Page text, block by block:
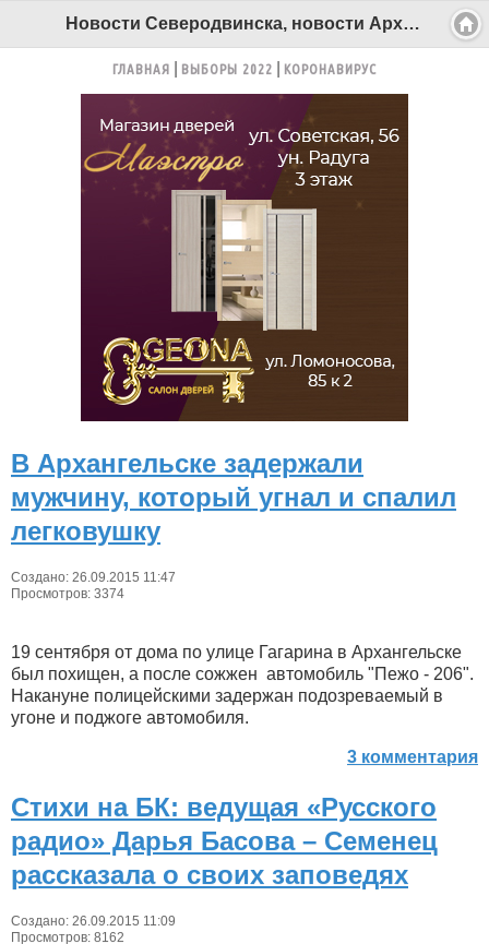
Новости Северодвинска, новости Архангельска - Беломорканал Северодвинск tv29.ru
ГЛАВНАЯ ВЫБОРЫ 2022 КОРОНАВИРУС
В Архангельске задержали
мужчину, который угнал и спалил
легковушку
Создано: 26.09.2015 11:47
Просмотров: 3374
19 сентября от дома по улице Гагарина в Архангельске
был похищен, а после сожжен автомобиль "Пежо - 206".
Накануне полицейскими задержан подозреваемый в
угоне и поджоге автомобиля.
3 комментария
Стихи на БК: ведущая «Русского
радио» Дарья Басова – Семенец
рассказала о своих заповедях
Создано: 26.09.2015 11:09
Просмотров: 8162